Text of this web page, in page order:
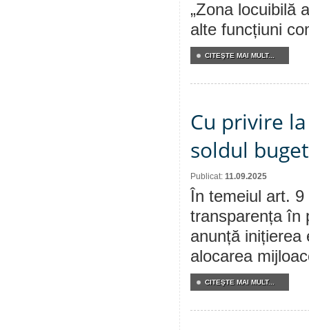
„Zona locuibilă
alte funcțiuni
CITEŞTE MAI MULT...
Cu privire
soldul
Publicat: 11.09.2025
În temeiul art.
transparența în
anunță inițierea
alocarea
CITEŞTE MAI MULT...